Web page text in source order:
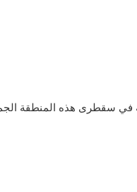
سقطرى هذه المنطقة